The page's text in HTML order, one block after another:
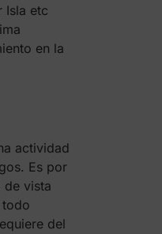
Isla etc
en la
actividad
Es por
de vista
del